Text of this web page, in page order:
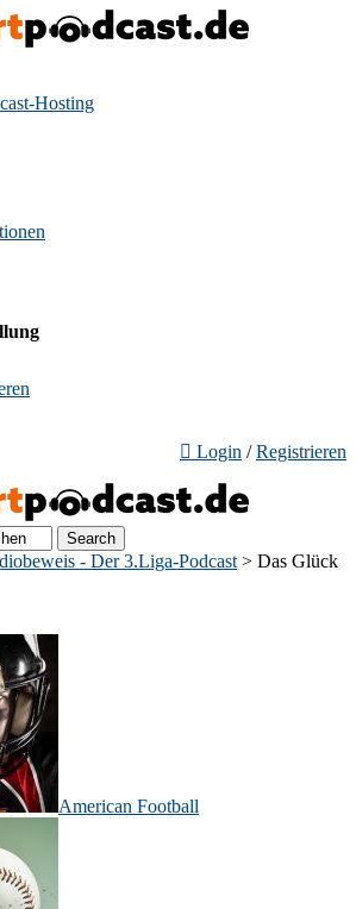
Hosting
Login /Registrieren
- Der 3.Liga-Podcast > Das Glück
American Football